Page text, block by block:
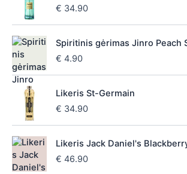
€ 34.90
Spiritinis gėrimas Jinro Peach
€ 4.90
Likeris St-Germain
€ 34.90
Likeris Jack Daniel's
€ 46.90